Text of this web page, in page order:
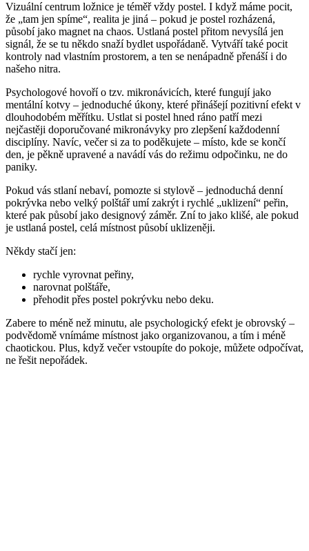
Vizuální centrum ložnice je téměř vždy postel. I když máme pocit,
že „tam jen spíme“, realita je jiná – pokud je postel rozházená,
působí jako magnet na chaos. Ustlaná postel přitom nevysílá jen
signál, že se tu někdo snaží bydlet uspořádaně. Vytváří také pocit
kontroly nad vlastním prostorem, a ten se nenápadně přenáší i do
našeho nitra.
Psychologové hovoří o tzv. mikronávicích, které fungují jako
mentální kotvy – jednoduché úkony, které přinášejí pozitivní efekt v
dlouhodobém měřítku. Ustlat si postel hned ráno patří mezi
nejčastěji doporučované mikronávyky pro zlepšení každodenní
disciplíny. Navíc, večer si za to poděkujete – místo, kde se končí
den, je pěkně upravené a navádí vás do režimu odpočinku, ne do
paniky.
Pokud vás stlaní nebaví, pomozte si stylově – jednoduchá denní
pokrývka nebo velký polštář umí zakrýt i rychlé „uklizení“ peřin,
které pak působí jako designový záměr. Zní to jako klišé, ale pokud
je ustlaná postel, celá místnost působí uklizeněji.
Někdy stačí jen:
rychle vyrovnat peřiny,
narovnat polštáře,
přehodit přes postel pokrývku nebo deku.
Zabere to méně než minutu, ale psychologický efekt je obrovský –
podvědomě vnímáme místnost jako organizovanou, a tím i méně
chaotickou. Plus, když večer vstoupíte do pokoje, můžete odpočívat,
ne řešit nepořádek.